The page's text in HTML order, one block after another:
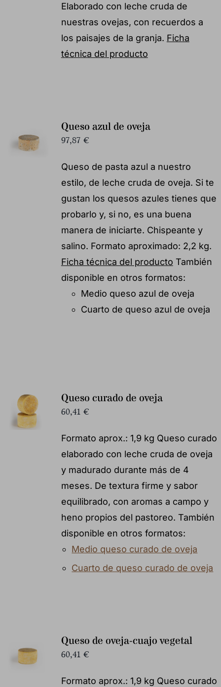
Elaborado con leche cruda de
nuestras ovejas, con recuerdos a
los paisajes de la granja. Ficha
técnica del producto
Queso azul de oveja
97,87 €
Queso de pasta azul a nuestro
estilo, de leche cruda de oveja. Si te
gustan los quesos azules tienes que
probarlo y, si no, es una buena
manera de iniciarte. Chispeante y
salino. Formato aproximado: 2,2 kg.
Ficha técnica del producto También
disponible en otros formatos:
Medio queso azul de oveja
Cuarto de queso azul de oveja
Queso curado de oveja
60,41 €
Formato aprox.: 1,9 kg Queso curado
elaborado con leche cruda de oveja
y madurado durante más de 4
meses. De textura firme y sabor
equilibrado, con aromas a campo y
heno propios del pastoreo. También
disponible en otros formatos:
Medio queso curado de oveja
Cuarto de queso curado de oveja
Queso de oveja-cuajo vegetal
60,41 €
Formato aprox.: 1,9 kg Queso curado